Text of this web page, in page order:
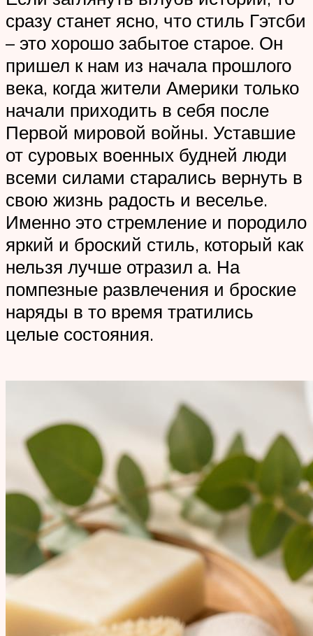
сразу станет ясно, что стиль Гэтсби
– это хорошо забытое старое. Он
пришел к нам из начала прошлого
века, когда жители Америки только
начали приходить в себя после
Первой мировой войны. Уставшие
от суровых военных будней люди
всеми силами старались вернуть в
свою жизнь радость и веселье.
Именно это стремление и породило
яркий и броский стиль, который как
нельзя лучше отразил а. На
помпезные развлечения и броские
наряды в то время тратились
целые состояния.